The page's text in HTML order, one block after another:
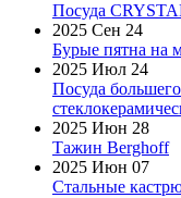
Посуда
2025 Сен 24
Бурые пятна на
2025 Июл 24
Посуда
2025 Июн 28
Тажин Berghoff
2025 Июн 07
Стальные